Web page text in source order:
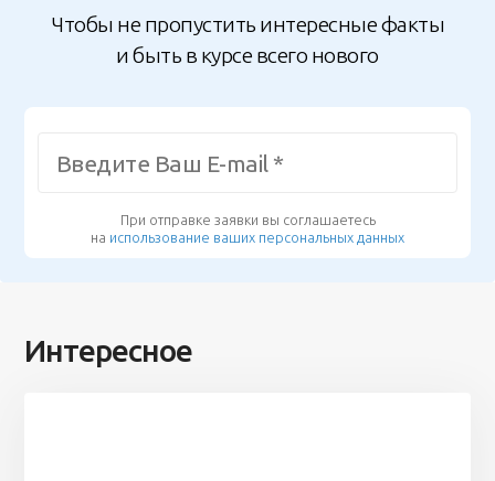
Чтобы не пропустить интересные факты
и быть в курсе всего нового
При отправке заявки вы соглашаетесь
на использование ваших персональных данных
Интересное